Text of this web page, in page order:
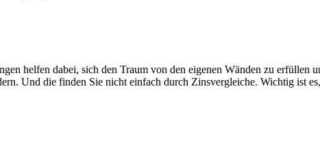
dabei, sich den Traum von den eigenen Wänden zu erfüllen
Und die finden Sie nicht einfach durch Zinsvergleiche. Wichtig ist